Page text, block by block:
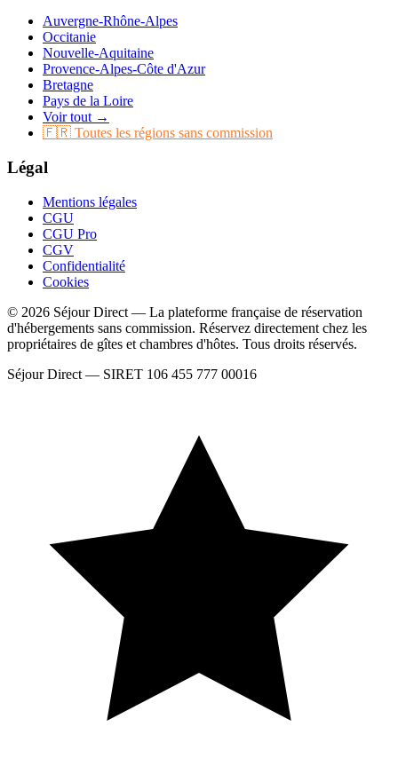
Auvergne-Rhône-Alpes
Occitanie
Nouvelle-Aquitaine
Provence-Alpes-Côte d'Azur
Bretagne
Pays de la Loire
Voir tout →
🇫🇷 Toutes les régions sans commission
Légal
Mentions légales
CGU
CGU Pro
CGV
Confidentialité
Cookies
© 2026 Séjour Direct — La plateforme française de réservation
d'hébergements sans commission. Réservez directement chez les
propriétaires de gîtes et chambres d'hôtes. Tous droits réservés.
Séjour Direct — SIRET 106 455 777 00016